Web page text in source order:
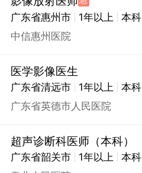
广东省惠州市 1年以上
本科
中信惠州医院
医学影像医生
广东省清远市 1年以上
本科
广东省英德市人民医院
超声诊断科医师（本科）
广东省韶关市 1年以上
本科